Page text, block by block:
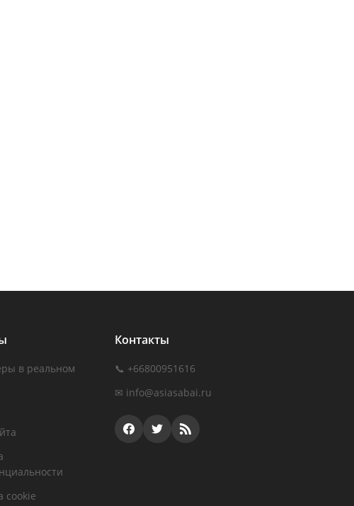
в реальном
cookie
Контакты
📞 +66800951616
✉ info@asiasabai.ru